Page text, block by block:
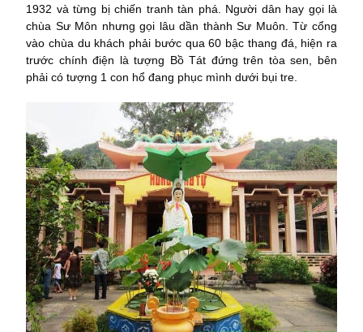
1932 và từng bị chiến tranh tàn phá. Người dân hay gọi là
chùa Sư Môn nhưng gọi lâu dần thành Sư Muôn. Từ cổng
vào chùa du khách phải bước qua 60 bậc thang đá, hiện ra
trước chính điện là tượng Bồ Tát đứng trên tòa sen, bên
phải có tượng 1 con hổ đang phục mình dưới bụi tre.